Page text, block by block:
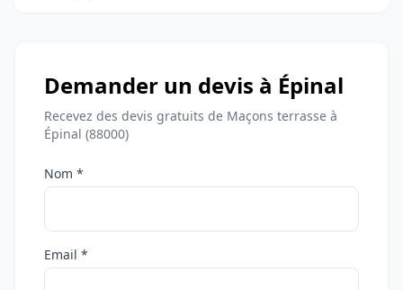
Demander un devis à Épinal
Recevez des devis gratuits de Maçons terrasse à
Épinal (88000)
Nom *
Email *